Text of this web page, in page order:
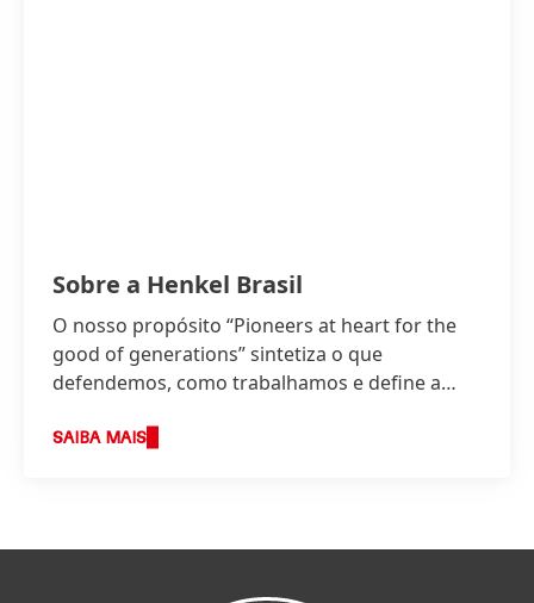
Sobre a Henkel Brasil
O nosso propósito “Pioneers at heart for the
good of generations” sintetiza o que
defendemos, como trabalhamos e define a
SAIBA MAIS